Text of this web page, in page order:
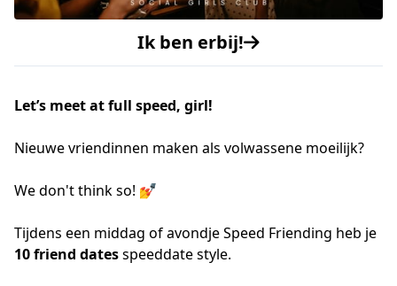
Ik ben erbij!
Let’s meet at full speed, girl!
Nieuwe vriendinnen maken als volwassene moeilijk?
We don't think so! 💅
Tijdens een middag of avondje Speed Friending heb je
10 friend datesspeeddate style.